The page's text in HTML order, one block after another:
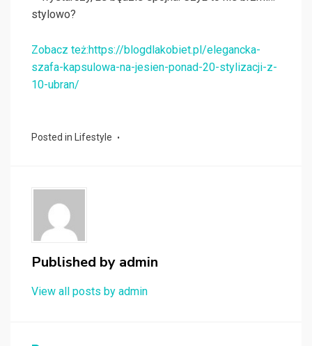
stylowo?
Zobacz też:https://blogdlakobiet.pl/elegancka-
szafa-kapsulowa-na-jesien-ponad-20-stylizacji-z-
10-ubran/
Posted in Lifestyle
Published by admin
View all posts by admin